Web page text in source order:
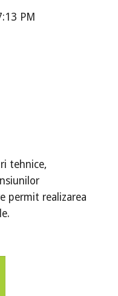
PM
tehnice,
permit realizarea